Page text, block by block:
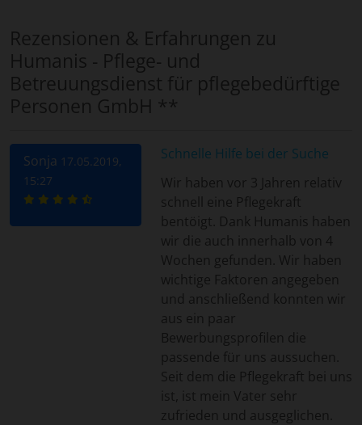
Rezensionen & Erfahrungen zu
Humanis - Pflege- und
Betreuungsdienst für pflegebedürftige
Personen GmbH **
Sonja 17.05.2019,
15:27
Schnelle Hilfe bei der Suche
Wir haben vor 3 Jahren relativ
schnell eine Pflegekraft
bentöigt. Dank Humanis haben
wir die auch innerhalb von 4
Wochen gefunden. Wir haben
wichtige Faktoren angegeben
und anschließend konnten wir
aus ein paar
Bewerbungsprofilen die
passende für uns aussuchen.
Seit dem die Pflegekraft bei uns
ist, ist mein Vater sehr
zufrieden und ausgeglichen.